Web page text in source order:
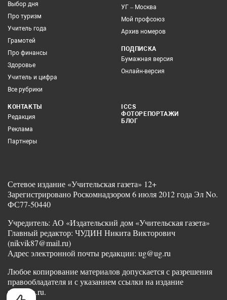
Выбор дня
Про туризм
Учитель года
Грамотей
Про финансы
Здоровье
Учитель и цифра
Все рубрики
УГ – Москва
Мой профсоюз
Архив номеров
ПОДПИСКА
Бумажная версия
Онлайн-версия
КОНТАКТЫ
Редакция
Реклама
Партнеры
ICCS
ФОТОРЕПОРТАЖИ
БЛОГ
Сетевое издание «Учительская газета» 12+
Зарегистрировано Роскомнадзором 6 июля 2012 года Эл No.
ФС77-50440
Учредитель: АО «Издательский дом «Учительская газета»
Главный редактор: ЧУДИН Никита Викторович
(nikvik87@mail.ru)
Адрес электронной почты редакции: ug@ug.ru
Любое копирование материалов допускается с разрешения
правообладателя и с указанием ссылки на издание
www.ug.ru.